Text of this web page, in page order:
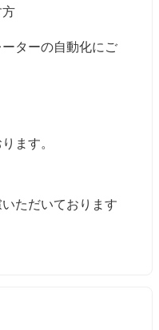
方
ターの自動化にご
ます。
ただいております